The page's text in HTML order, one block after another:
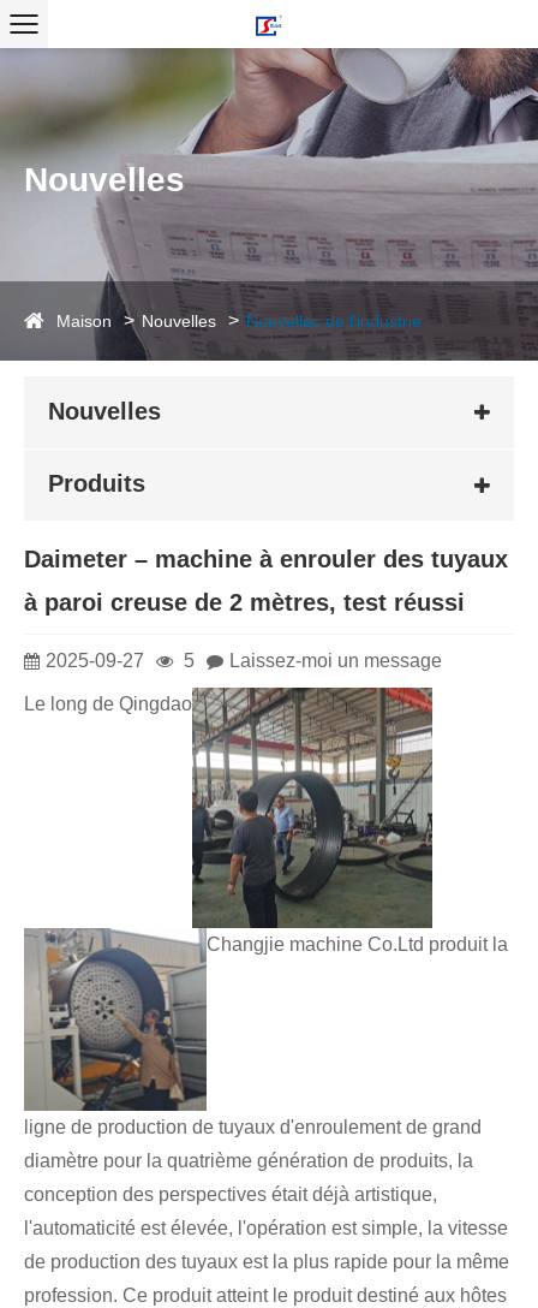
Nouvelles
Maison Nouvelles Nouvelles de l'industrie
Nouvelles
Produits
Daimeter – machine à enrouler des tuyaux
à paroi creuse de 2 mètres, test réussi
2025-09-27 5 Laissez-moi un message
Le long de Qingdao
Changjie machine Co.Ltd produit la
ligne de production de tuyaux d'enroulement de grand
diamètre pour la quatrième génération de produits, la
conception des perspectives était déjà artistique,
l'automaticité est élevée, l'opération est simple, la vitesse
de production des tuyaux est la plus rapide pour la même
profession. Ce produit atteint le produit destiné aux hôtes